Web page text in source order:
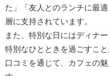
た」「友人とのランチに最
層に支持されています。
また、特別な日にはディナ
特別なひとときを過ごすこと
口コミを通じて、カフェの